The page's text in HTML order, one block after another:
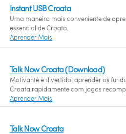
Instant USB Croata
Uma maneira mais conveniente de
essencial de Croata.
Aprender Mais
Talk Now Croata (Download)
Motivante e divertido: aprender os
Croata rapidamente com jogos
Aprender Mais
Talk Now Croata